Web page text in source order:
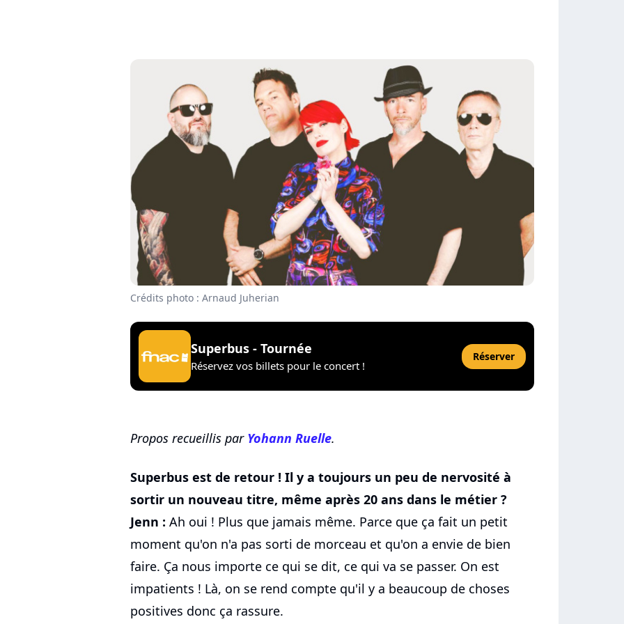
Crédits photo : Arnaud Juherian
Superbus - Tournée
Réservez vos billets pour le concert !
Réserver
Propos recueillis par Yohann Ruelle.
Superbus est de retour ! Il y a toujours un peu de nervosité à
sortir un nouveau titre, même après 20 ans dans le métier ?
Jenn : Ah oui ! Plus que jamais même. Parce que ça fait un petit
moment qu'on n'a pas sorti de morceau et qu'on a envie de bien
faire. Ça nous importe ce qui se dit, ce qui va se passer. On est
impatients ! Là, on se rend compte qu'il y a beaucoup de choses
positives donc ça rassure.